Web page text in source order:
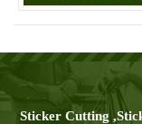
Sticker Cutting